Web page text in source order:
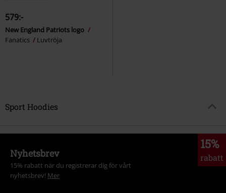
579:-
New England Patriots logo
Fanatics
Luvtröja
Sport Hoodies
15%
rabatt
Nyhetsbrev
15% rabatt när du registrerar dig för vårt
nyhetsbrev! Mer